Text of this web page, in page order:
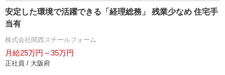
安定した環境で活躍できる「経理総務」 残業少なめ 住宅手
当有
株式会社関西スチールフォーム
月給25万円～35万円
正社員 / 大阪府